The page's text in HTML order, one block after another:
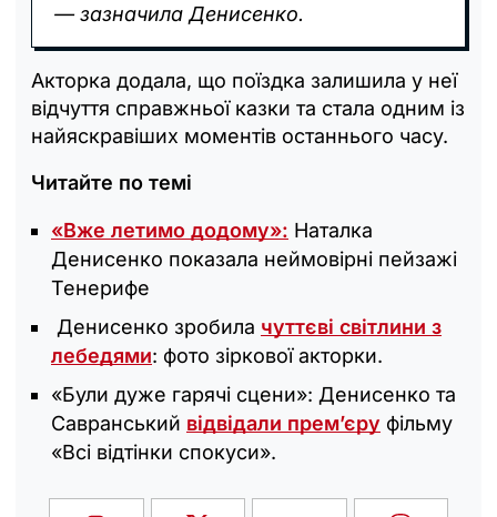
— зазначила Денисенко.
Акторка додала, що поїздка залишила у неї
відчуття справжньої казки та стала одним із
найяскравіших моментів останнього часу.
Читайте по темі
«Вже летимо додому»: Наталка
Денисенко показала неймовірні пейзажі
Тенерифе
Денисенко зробила чуттєві світлини з
лебедями: фото зіркової акторки.
«Були дуже гарячі сцени»: Денисенко та
Савранський відвідали премʼєру фільму
«Всі відтінки спокуси».